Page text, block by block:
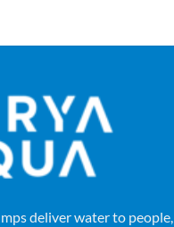
deliver water to people,